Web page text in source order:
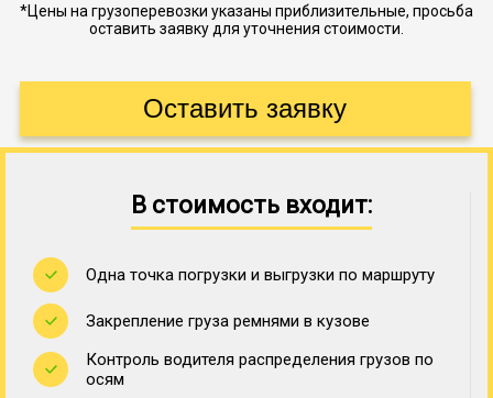
*Цены на грузоперевозки указаны приблизительные, просьба
оставить заявку для уточнения стоимости.
В стоимость входит:
Одна точка погрузки и выгрузки по маршруту
Закрепление груза ремнями в кузове
Контроль водителя распределения грузов по
осям